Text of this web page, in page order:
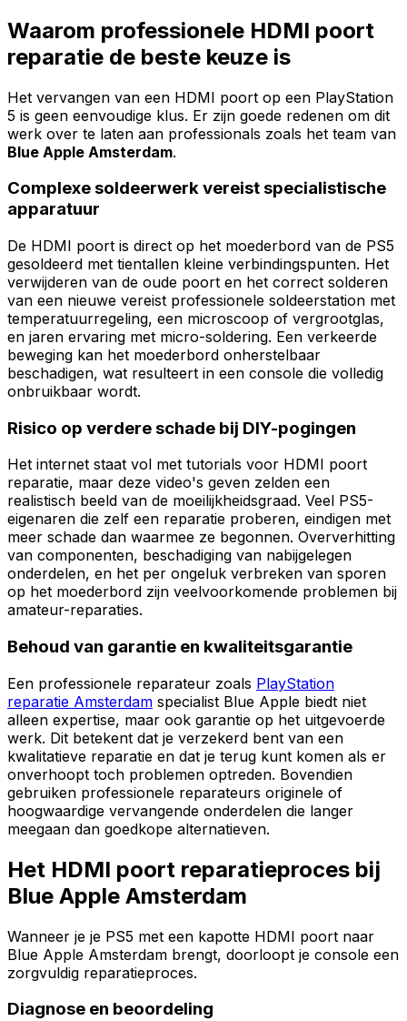
Waarom professionele HDMI poort
reparatie de beste keuze is
Het vervangen van een HDMI poort op een PlayStation
5 is geen eenvoudige klus. Er zijn goede redenen om dit
werk over te laten aan professionals zoals het team van
Blue Apple Amsterdam.
Complexe soldeerwerk vereist specialistische
apparatuur
De HDMI poort is direct op het moederbord van de PS5
gesoldeerd met tientallen kleine verbindingspunten. Het
verwijderen van de oude poort en het correct solderen
van een nieuwe vereist professionele soldeerstation met
temperatuurregeling, een microscoop of vergrootglas,
en jaren ervaring met micro-soldering. Een verkeerde
beweging kan het moederbord onherstelbaar
beschadigen, wat resulteert in een console die volledig
onbruikbaar wordt.
Risico op verdere schade bij DIY-pogingen
Het internet staat vol met tutorials voor HDMI poort
reparatie, maar deze video's geven zelden een
realistisch beeld van de moeilijkheidsgraad. Veel PS5-
eigenaren die zelf een reparatie proberen, eindigen met
meer schade dan waarmee ze begonnen. Oververhitting
van componenten, beschadiging van nabijgelegen
onderdelen, en het per ongeluk verbreken van sporen
op het moederbord zijn veelvoorkomende problemen bij
amateur-reparaties.
Behoud van garantie en kwaliteitsgarantie
Een professionele reparateur zoals PlayStation
reparatie Amsterdam specialist Blue Apple biedt niet
alleen expertise, maar ook garantie op het uitgevoerde
werk. Dit betekent dat je verzekerd bent van een
kwalitatieve reparatie en dat je terug kunt komen als er
onverhoopt toch problemen optreden. Bovendien
gebruiken professionele reparateurs originele of
hoogwaardige vervangende onderdelen die langer
meegaan dan goedkope alternatieven.
Het HDMI poort reparatieproces bij
Blue Apple Amsterdam
Wanneer je je PS5 met een kapotte HDMI poort naar
Blue Apple Amsterdam brengt, doorloopt je console een
zorgvuldig reparatieproces.
Diagnose en beoordeling